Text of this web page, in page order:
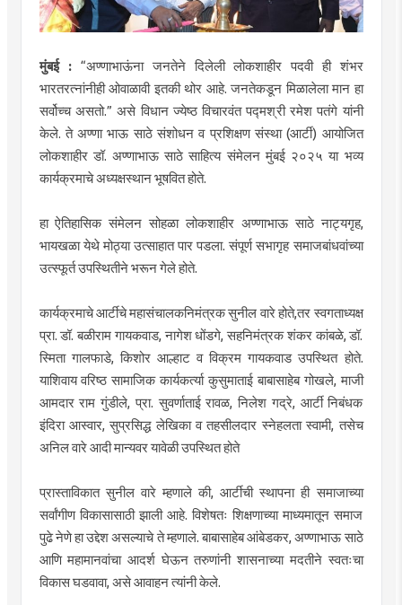
मुंबई : “अण्णाभाऊंना जनतेने दिलेली लोकशाहीर पदवी ही शंभर
भारतरत्नांनीही ओवाळावी इतकी थोर आहे. जनतेकडून मिळालेला मान हा
सर्वोच्च असतो.” असे विधान ज्येष्ठ विचारवंत पद्मश्री रमेश पतंगे यांनी
केले. ते अण्णा भाऊ साठे संशोधन व प्रशिक्षण संस्था (आर्टी) आयोजित
लोकशाहीर डॉ. अण्णाभाऊ साठे साहित्य संमेलन मुंबई २०२५ या भव्य
कार्यक्रमाचे अध्यक्षस्थान भूषवित होते.
हा ऐतिहासिक संमेलन सोहळा लोकशाहीर अण्णाभाऊ साठे नाट्यगृह,
भायखळा येथे मोठ्या उत्साहात पार पडला. संपूर्ण सभागृह समाजबांधवांच्या
उत्स्फूर्त उपस्थितीने भरून गेले होते.
कार्यक्रमाचे आर्टीचे महासंचालकनिमंत्रक सुनील वारे होते,तर स्वगताध्यक्ष
प्रा. डॉ. बळीराम गायकवाड, नागेश धोंडगे, सहनिमंत्रक शंकर कांबळे, डॉ.
स्मिता गालफाडे, किशोर आल्हाट व विक्रम गायकवाड उपस्थित होते.
याशिवाय वरिष्ठ सामाजिक कार्यकर्त्या कुसुमाताई बाबासाहेब गोखले, माजी
आमदार राम गुंडीले, प्रा. सुवर्णाताई रावळ, निलेश गद्रे, आर्टी निबंधक
इंदिरा आस्वार, सुप्रसिद्ध लेखिका व तहसीलदार स्नेहलता स्वामी, तसेच
अनिल वारे आदी मान्यवर यावेळी उपस्थित होते
प्रास्ताविकात सुनील वारे म्हणाले की, आर्टीची स्थापना ही समाजाच्या
सर्वांगीण विकासासाठी झाली आहे. विशेषतः शिक्षणाच्या माध्यमातून समाज
पुढे नेणे हा उद्देश असल्याचे ते म्हणाले. बाबासाहेब आंबेडकर, अण्णाभाऊ साठे
आणि महामानवांचा आदर्श घेऊन तरुणांनी शासनाच्या मदतीने स्वतःचा
विकास घडवावा, असे आवाहन त्यांनी केले.